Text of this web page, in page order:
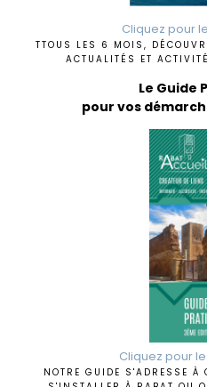
Cliquez pour
TTOUS LES 6 MOIS,
ACTUALITÉS ET
Le Guide
pour vos
Cliquez pour
NOTRE GUIDE S'ADRESSE À